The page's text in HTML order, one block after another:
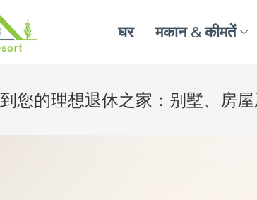
घर मकान & कीमतें
您的理想退休之家：别墅、房